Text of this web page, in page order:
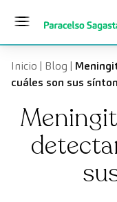
Inicio | Blog |
cuáles son sus